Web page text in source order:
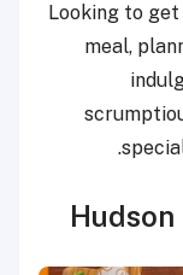
Looking to
meal,